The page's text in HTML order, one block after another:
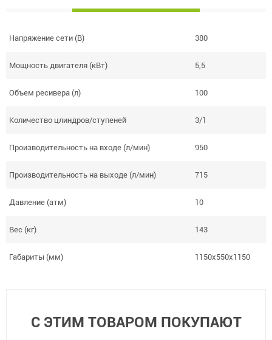
Напряжение сети (В) 380
Мощность двигателя (кВт) 5,5
Объем ресивера (л) 100
Количество цлиндров/ступеней 3/1
Производительность на входе (л/мин) 950
Производительность на выходе (л/мин) 715
Давление (атм) 10
Вес (кг) 143
Габариты (мм) 1150х550х1150
С ЭТИМ ТОВАРОМ ПОКУПАЮТ